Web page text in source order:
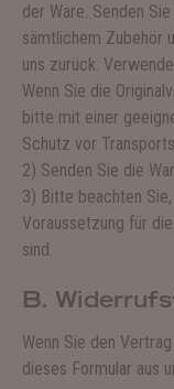
der Ware. Senden
sämtlichem Zubehör
uns zurück.
Wenn Sie die
bitte mit einer
Schutz vor
2) Senden Sie die
3) Bitte beachten
Voraussetzung für
sind.
B.
Wenn Sie den
dieses Formular aus